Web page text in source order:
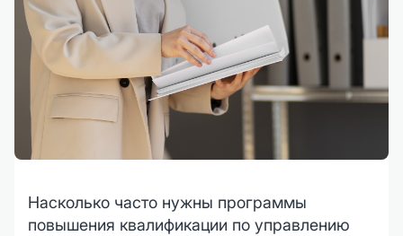
Насколько часто нужны программы
повышения квалификации по управлению